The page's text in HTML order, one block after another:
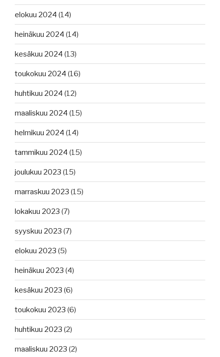
elokuu 2024 (14)
heinäkuu 2024 (14)
kesäkuu 2024 (13)
toukokuu 2024 (16)
huhtikuu 2024 (12)
maaliskuu 2024 (15)
helmikuu 2024 (14)
tammikuu 2024 (15)
joulukuu 2023 (15)
marraskuu 2023 (15)
lokakuu 2023 (7)
syyskuu 2023 (7)
elokuu 2023 (5)
heinäkuu 2023 (4)
kesäkuu 2023 (6)
toukokuu 2023 (6)
huhtikuu 2023 (2)
maaliskuu 2023 (2)